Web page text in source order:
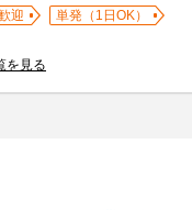
迎
単発（1日OK）
を見る